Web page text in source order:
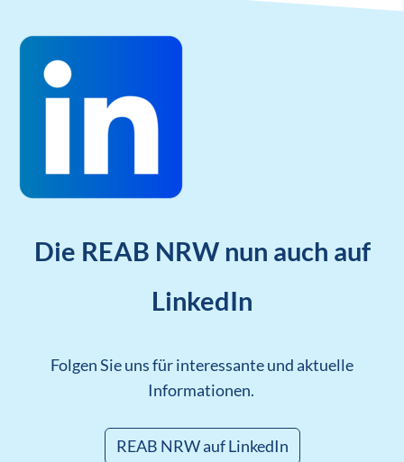
Die REAB NRW nun auch auf
LinkedIn
Folgen Sie uns für interessante und aktuelle
Informationen.
REAB NRW auf LinkedIn